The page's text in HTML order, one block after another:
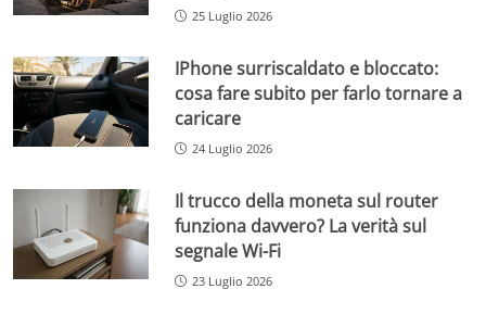
25 Luglio 2026
IPhone surriscaldato e bloccato:
cosa fare subito per farlo tornare a
caricare
24 Luglio 2026
Il trucco della moneta sul router
funziona davvero? La verità sul
segnale Wi-Fi
23 Luglio 2026